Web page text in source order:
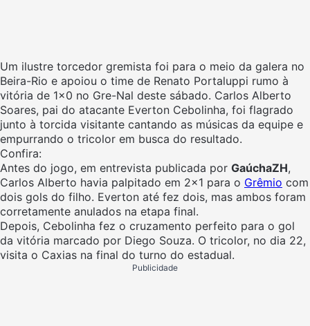
Um ilustre torcedor gremista foi para o meio da galera no
Beira-Rio e apoiou o time de Renato Portaluppi rumo à
vitória de 1×0 no Gre-Nal deste sábado. Carlos Alberto
Soares, pai do atacante Everton Cebolinha, foi flagrado
junto à torcida visitante cantando as músicas da equipe e
empurrando o tricolor em busca do resultado.
Confira:
Antes do jogo, em entrevista publicada por GaúchaZH,
Carlos Alberto havia palpitado em 2×1 para o Grêmio com
dois gols do filho. Everton até fez dois, mas ambos foram
corretamente anulados na etapa final.
Depois, Cebolinha fez o cruzamento perfeito para o gol
da vitória marcado por Diego Souza. O tricolor, no dia 22,
visita o Caxias na final do turno do estadual.
Publicidade